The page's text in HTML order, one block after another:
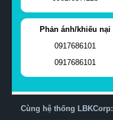
Phản ánh/khiếu nại
0917686101
0917686101
Cùng hệ thống LBKCorp: